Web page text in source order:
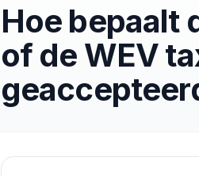
Hoe bepaalt
of de WEV